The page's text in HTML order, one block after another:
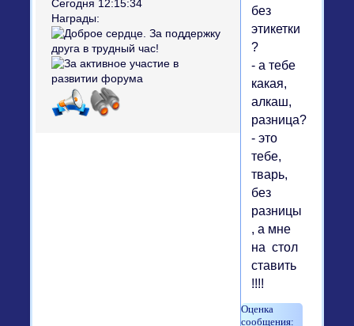
Сегодня 12:15:34
Награды:
без
этикетки
?
- а тебе
какая,
алкаш,
разница?
- это
тебе,
тварь,
без
разницы
, а мне
на стол
ставить
!!!!